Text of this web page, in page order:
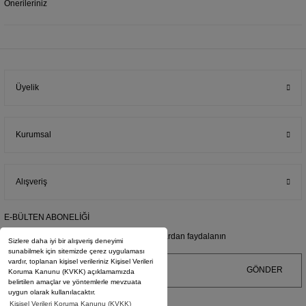
Sizlere daha iyi bir alışveriş deneyimi
sunabilmek için sitemizde çerez uygulaması
vardır, toplanan kişisel verileriniz Kişisel Verileri
Koruma Kanunu (KVKK) açıklamamızda
belirtilen amaçlar ve yöntemlerle mevzuata
uygun olarak kullanılacaktır.
Kişisel Verileri Koruma Kanunu (KVKK)
Önerileriniz
Üyelik
Kurumsal
Alışveriş
E-BÜLTEN ABONELİĞİ
E-posta adresimize kayıt olarak kampanyalardan faydalanın
GÖNDER